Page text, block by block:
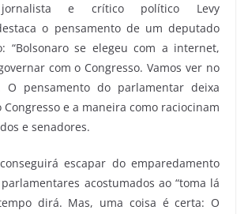
jornalista e crítico político Levy
o pensamento de um deputado
“Bolsonaro se elegeu com a internet,
com o Congresso. Vamos ver no
O pensamento do parlamentar deixa
Congresso e a maneira como raciocinam
e senadores.
escapar do emparedamento
acostumados ao “toma lá
dirá. Mas, uma coisa é certa: O